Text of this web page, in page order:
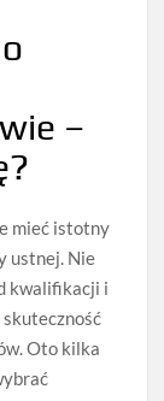
–
mieć istotny
ustnej. Nie
kwalifikacji i
Oto kilka